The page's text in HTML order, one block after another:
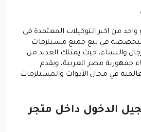
من اكبر التوكيلات المعتمدة في
في بيع جميع مستلزمات
والنساء، حيث يمتلك العديد من
جمهورية مصر العربية، ويقدم
في مجال الأدوات والمستلزمات
الدخول داخل متجر